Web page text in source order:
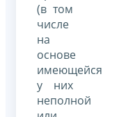
(в том
числе
на
основе
имеющейся
у них
неполной